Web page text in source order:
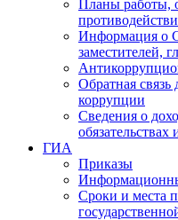
Планы работы,
Информация о
заместителей,
Обратная
коррупции
Сведения о
ГИА
Приказы
Сроки и места